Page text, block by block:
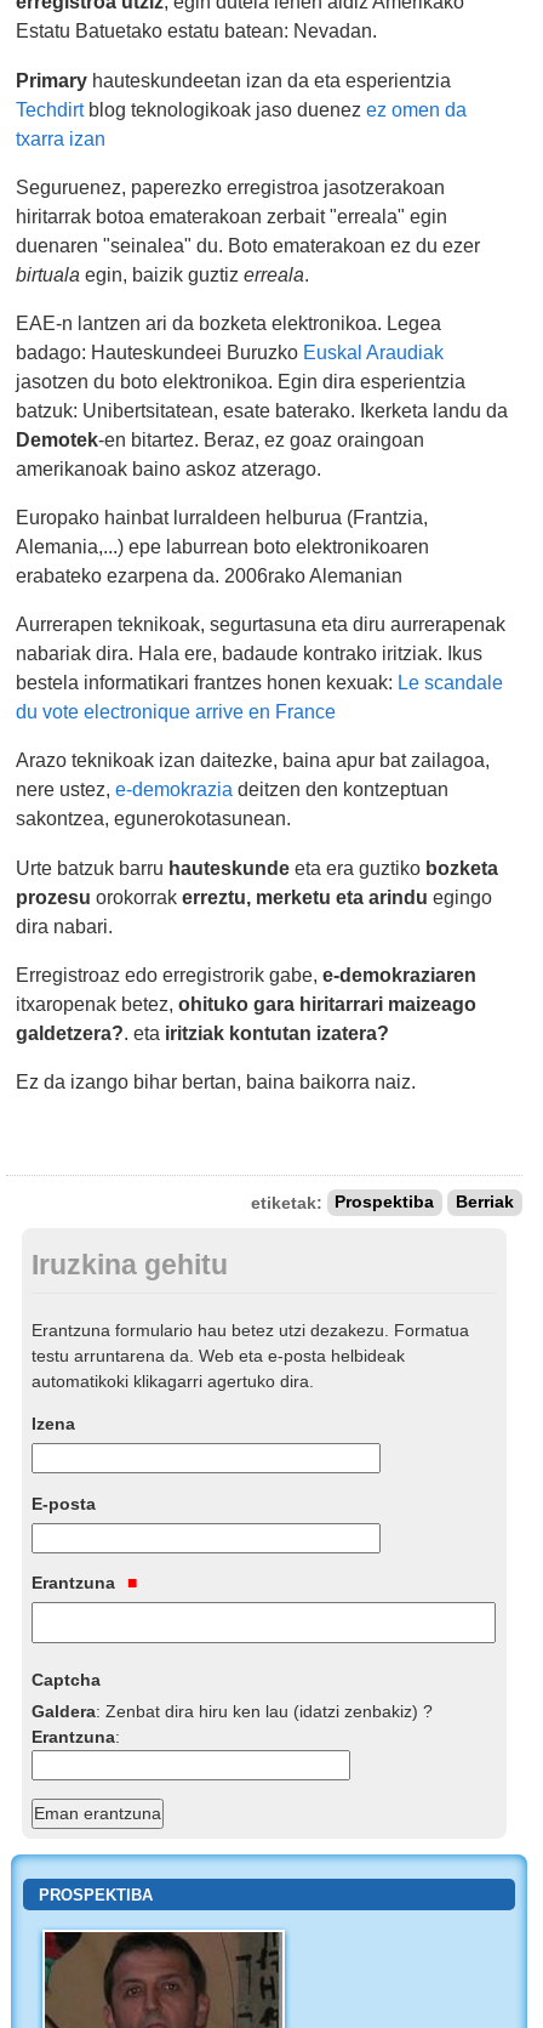
Estatu Batuetako estatu batean: Nevadan.
Primary hauteskundeetan izan da eta esperientzia
Techdirtblog teknologikoak jaso duenezez omen da
txarra izan
Seguruenez, paperezko erregistroa jasotzerakoan
hiritarrak botoa ematerakoan zerbait "erreala" egin
duenaren "seinalea" du. Boto ematerakoan ez du ezer
birtuala egin, baizik guztizerreala.
EAE-n lantzen ari da bozketa elektronikoa. Legea
badago: Hauteskundeei Buruzko Euskal Araudiak
jasotzen du boto elektronikoa. Egin dira esperientzia
batzuk: Unibertsitatean, esate baterako. Ikerketa landu da
Demotek-en bitartez. Beraz, ez goaz oraingoan
amerikanoak baino askoz atzerago.
Europako hainbat lurraldeen helburua (Frantzia,
Alemania,...) epe laburrean boto elektronikoaren
erabateko ezarpena da. 2006rako Alemanian
Aurrerapen teknikoak, segurtasuna eta diru aurrerapenak
nabariak dira. Hala ere, badaude kontrako iritziak. Ikus
bestela informatikari frantzes honen kexuak: Le scandale
du vote electronique arrive en France
Arazo teknikoak izan daitezke, baina apur bat zailagoa,
nere ustez,e-demokrazia deitzen den kontzeptuan
sakontzea, egunerokotasunean.
Urte batzuk barru hauteskunde eta era guztiko bozketa
prozesu orokorrakerreztu, merketu eta arindu egingo
dira nabari.
Erregistroaz edo erregistrorik gabe,e-demokraziaren
itxaropenak betez,ohituko gara hiritarrari maizeago
galdetzera?. eta iritziak kontutan izatera?
Ez da izango bihar bertan, baina baikorra naiz.
etiketak: Prospektiba Berriak
Iruzkina gehitu
Erantzuna formulario hau betez utzi dezakezu. Formatua
testu arruntarena da. Web eta e-posta helbideak
automatikoki klikagarri agertuko dira.
Izena
E-posta
Erantzuna
Captcha
Galdera:Zenbat dira hiru ken lau (idatzi zenbakiz) ?
Erantzuna:
PROSPEKTIBA